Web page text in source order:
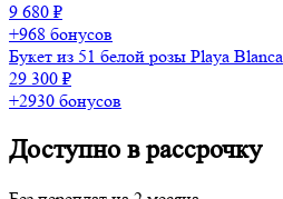
9 680 ₽
+968 бонусов
Букет из 51 белой розы Playa Blanca
29 300 ₽
+2930 бонусов
Доступно в рассрочку